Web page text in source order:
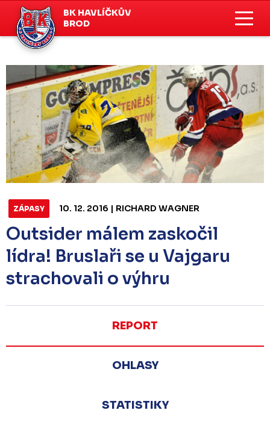
BK HAVLÍČKŮV
BROD
ZÁPASY 10. 12. 2016 | RICHARD WAGNER
Outsider málem zaskočil
lídra! Bruslaři se u Vajgaru
strachovali o výhru
REPORT
OHLASY
STATISTIKY